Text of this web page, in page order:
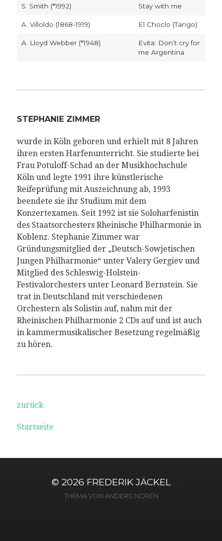
S. Smith (*1992) Stay with me
A. Villoldo (1868-1919) El Choclo (Tango)
A. Lloyd Webber (*1948)
Evita: Don’t cry for
me Argentina
STEPHANIE ZIMMER
wurde in Köln geboren und erhielt mit 8 Jahren
ihren ersten Harfenunterricht. Sie studierte bei
Frau Potuloff-Schad an der Musikhochschule
Köln und legte 1991 ihre künstlerische
Reifeprüfung mit Auszeichnung ab, 1993
beendete sie ihr Studium mit dem
Konzertexamen. Seit 1992 ist sie Soloharfenistin
des Staatsorchesters Rheinische Philharmonie in
Koblenz. Stephanie Zimmer war
Gründungsmitglied der „Deutsch-Sowjetischen
Jungen Philharmonie“ unter Valery Gergiev und
Mitglied des Schleswig-Holstein-
Festivalorchesters unter Leonard Bernstein. Sie
trat in Deutschland mit verschiedenen
Orchestern als Solistin auf, nahm mit der
Rheinischen Philharmonie 2 CDs auf und ist auch
in kammermusikalischer Besetzung regelmäßig
zu hören.
zurück
Startseite
© 2026 FREDERIK JÄCKEL
THEMA VON ANDERS NORÉN